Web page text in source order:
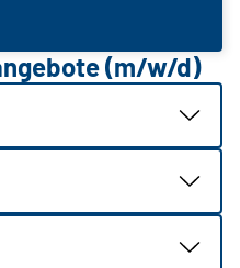
(m/w/d)